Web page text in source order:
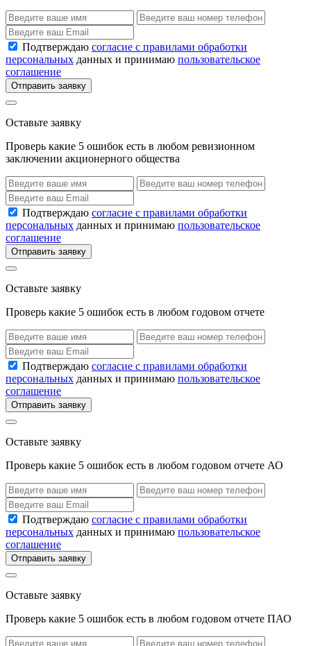
Подтверждаю согласие с правилами обработки
персональных данных и принимаю пользовательское
соглашение
Отправить заявку
Оставьте заявку
Проверь какие 5 ошибок есть в любом ревизионном
заключении акционерного общества
Подтверждаю согласие с правилами обработки
персональных данных и принимаю пользовательское
соглашение
Отправить заявку
Оставьте заявку
Проверь какие 5 ошибок есть в любом годовом отчете
Подтверждаю согласие с правилами обработки
персональных данных и принимаю пользовательское
соглашение
Отправить заявку
Оставьте заявку
Проверь какие 5 ошибок есть в любом годовом отчете АО
Подтверждаю согласие с правилами обработки
персональных данных и принимаю пользовательское
соглашение
Отправить заявку
Оставьте заявку
Проверь какие 5 ошибок есть в любом годовом отчете ПАО